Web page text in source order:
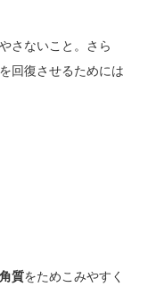
さないこと。さら
回復させるためには
質をためこみやすく